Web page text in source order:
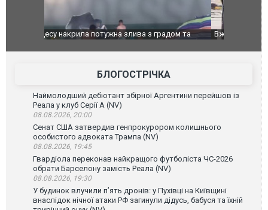
Вже вивели на тести: Ferrari готує оновлення
Вийшов
фільму
БЛОГОСТРІЧКА
Наймолодший дебютант збірної Аргентини перейшов із
Реала у клуб Серії А (NV)
08.08.2026, 20:00
Сенат США затвердив генпрокурором колишнього
особистого адвоката Трампа (NV)
08.08.2026, 19:45
Гвардіола переконав найкращого футболіста ЧС-2026
обрати Барселону замість Реала (NV)
08.08.2026, 19:30
У будинок влучили п’ять дронів: у Пухівці на Київщині
внаслідок нічної атаки РФ загинули дідусь, бабуся та їхній